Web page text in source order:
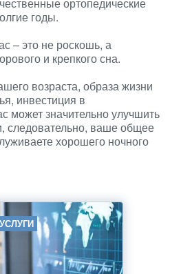
годы.
– это не роскошь, а
и крепкого сна.
возраста, образа жизни
инвестиция в
может значительно улучшить
следовательно, ваше общее
хорошего ночного